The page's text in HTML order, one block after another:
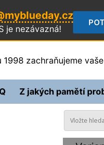
je nezávazná!
1998 zachraňujeme
Z jakých pamětí